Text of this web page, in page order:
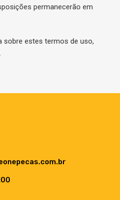
permanecerão em
sobre estes termos de uso,